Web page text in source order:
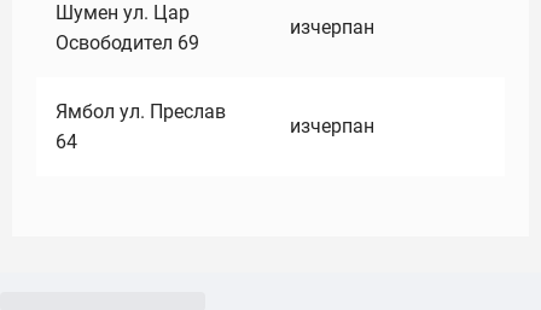
Шумен ул. Цар
Освободител 69
изчерпан
Ямбол ул. Преслав
64
изчерпан